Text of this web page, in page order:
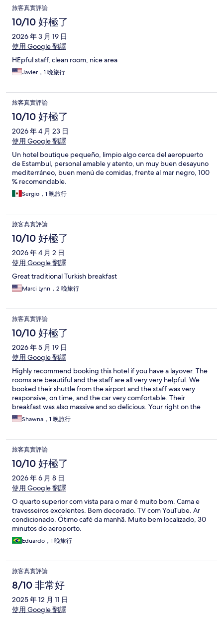
旅客真實評論
10/10 好極了
2026 年 3 月 19 日
使用 Google 翻譯
HEpful staff, clean room, nice area
Javier，1 晚旅行
旅客真實評論
10/10 好極了
2026 年 4 月 23 日
使用 Google 翻譯
Un hotel boutique pequeño, limpio algo cerca del aeropuerto
de Estambul, personal amable y atento, un muy buen desayuno
mediterráneo, buen menú de comidas, frente al mar negro, 100
% recomendable.
Sergio，1 晚旅行
旅客真實評論
10/10 好極了
2026 年 4 月 2 日
使用 Google 翻譯
Great traditional Turkish breakfast
Marci Lynn，2 晚旅行
旅客真實評論
10/10 好極了
2026 年 5 月 19 日
使用 Google 翻譯
Highly recommend booking this hotel if you have a layover. The
rooms are beautiful and the staff are all very very helpful. We
booked their shuttle from the airport and the staff was very
responsive, on time, and the car very comfortable. Their
breakfast was also massive and so delicious. Your right on the
ocean, with an amazing coffee place across the street.
Shawna，1 晚旅行
旅客真實評論
10/10 好極了
2026 年 6 月 8 日
使用 Google 翻譯
O quarto superior com vista para o mar é muito bom. Cama e
travesseiros excelentes. Bem decorado. TV com YouTube. Ar
condicionado. Ótimo café da manhã. Muito bem localizado, 30
minutos do aeroporto.
Eduardo，1 晚旅行
旅客真實評論
8/10 非常好
2025 年 12 月 11 日
使用 Google 翻譯